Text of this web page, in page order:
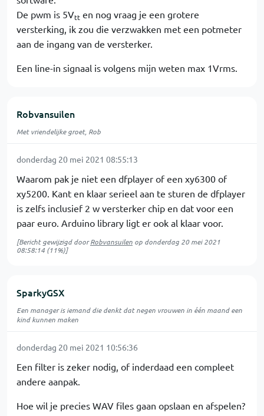
De pwm is 5Vtt en nog vraag je een grotere
versterking, ik zou die verzwakken met een potmeter
aan de ingang van de versterker.
Een line-in signaal is volgens mijn weten max 1Vrms.
Robvansuilen
Met vriendelijke groet, Rob
donderdag 20 mei 2021 08:55:13
Waarom pak je niet een dfplayer of een xy6300 of
xy5200. Kant en klaar serieel aan te sturen de dfplayer
is zelfs inclusief 2 w versterker chip en dat voor een
paar euro. Arduino library ligt er ook al klaar voor.
[Bericht gewijzigd doorRobvansuilen op donderdag 20 mei 2021
08:58:14 (11%)]
SparkyGSX
Een manager is iemand die denkt dat negen vrouwen in één maand een
kind kunnen maken
donderdag 20 mei 2021 10:56:36
Een filter is zeker nodig, of inderdaad een compleet
andere aanpak.
Hoe wil je precies WAV files gaan opslaan en afspelen?